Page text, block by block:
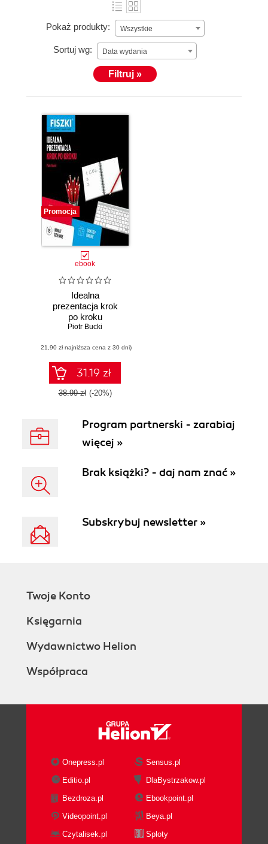
Kosmiczną i GNSSA współtworzy programy
szkoleniowe dla start-upów i konsultantów.
Pokaż produkty: Wszystkie
Sortuj wg: Data wydania
Filtruj »
Promocja
ebook
Idealna
prezentacja krok
po kroku
Piotr Bucki
(21,90 zł najniższa cena z 30 dni)
31.19 zł
38.99 zł (-20%)
Program partnerski - zarabiaj
więcej »
Brak książki? - daj nam znać »
Subskrybuj newsletter »
Twoje Konto
Księgarnia
Wydawnictwo Helion
Współpraca
Onepress.pl
Sensus.pl
Editio.pl
DlaBystrzakow.pl
Bezdroza.pl
Ebookpoint.pl
Videopoint.pl
Beya.pl
Czytalisek.pl
Sploty